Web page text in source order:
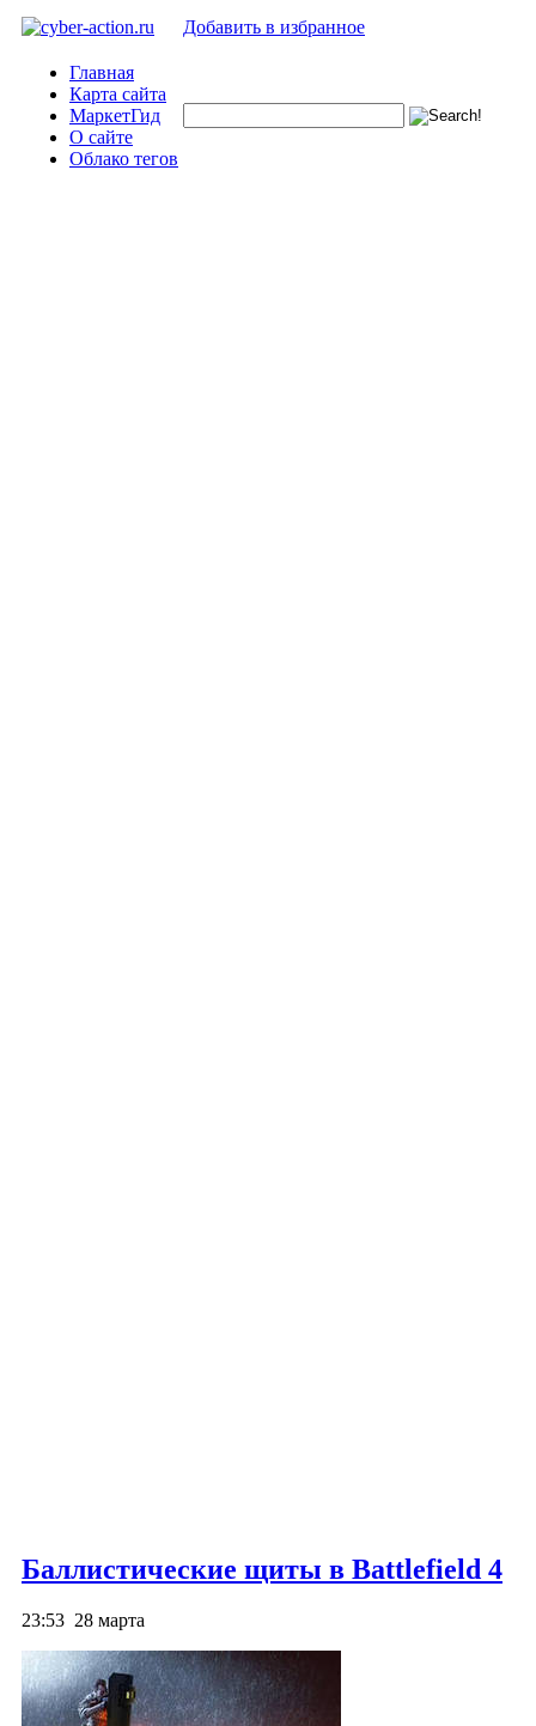
Добавить в избранное
Главная
Карта сайта
МаркетГид
О сайте
Облако тегов
Баллистические щиты в Battlefield 4
23:53 28 марта